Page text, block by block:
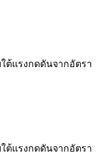
ต้แรงกดดันจากอัตรา
ต้แรงกดดันจากอัตรา